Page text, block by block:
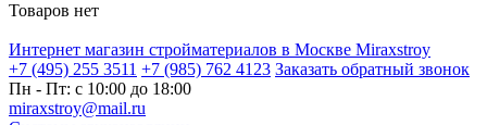
Товаров нет
Интернет магазин стройматериалов в Москве Miraxstroy
+7 (495) 255 3511 +7 (985) 762 4123 Заказать обратный звонок
Пн - Пт: с 10:00 до 18:00
miraxstroy@mail.ru